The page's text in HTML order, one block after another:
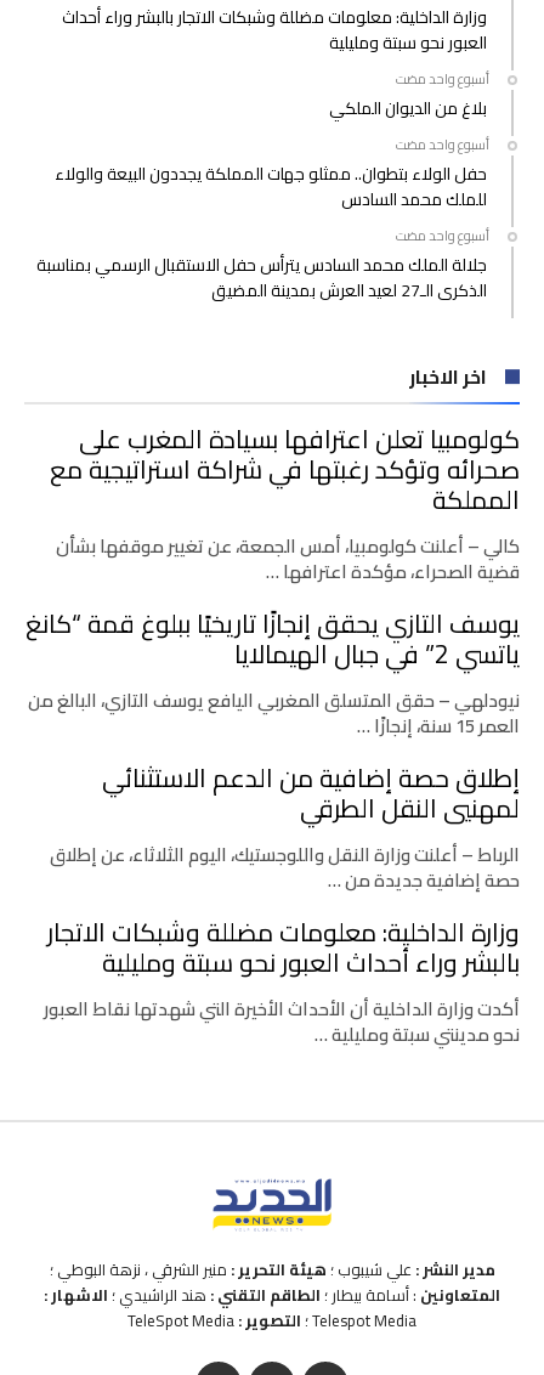
وزارة الداخلية: معلومات مضللة وشبكات الاتجار بالبشر وراء أحداث
العبور نحو سبتة ومليلية
‫‫‫‏‫أسبوع واحد مضت‬
بلاغ من الديوان الملكي
‫‫‫‏‫أسبوع واحد مضت‬
حفل الولاء بتطوان.. ممثلو جهات المملكة يجددون البيعة والولاء
للملك محمد السادس
‫‫‫‏‫أسبوع واحد مضت‬
جلالة الملك محمد السادس يترأس حفل الاستقبال الرسمي بمناسبة
الذكرى الـ27 لعيد العرش بمدينة المضيق
اخر الاخبار
كولومبيا تعلن اعترافها بسيادة المغرب على
صحرائه وتؤكد رغبتها في شراكة استراتيجية مع
المملكة
كالي – أعلنت كولومبيا، أمس الجمعة، عن تغيير موقفها بشأن
قضية الصحراء، مؤكدة اعترافها …
يوسف التازي يحقق إنجازًا تاريخيًا ببلوغ قمة “كانغ
ياتسي 2” في جبال الهيمالايا
نيودلهي – حقق المتسلق المغربي اليافع يوسف التازي، البالغ من
العمر 15 سنة، إنجازًا …
إطلاق حصة إضافية من الدعم الاستثنائي
لمهنيي النقل الطرقي
الرباط – أعلنت وزارة النقل واللوجستيك، اليوم الثلاثاء، عن إطلاق
حصة إضافية جديدة من …
وزارة الداخلية: معلومات مضللة وشبكات الاتجار
بالبشر وراء أحداث العبور نحو سبتة ومليلية
أكدت وزارة الداخلية أن الأحداث الأخيرة التي شهدتها نقاط العبور
نحو مدينتي سبتة ومليلية …
مدير النشر : علي شيبوب ؛ هيئة التحرير : منير الشرقي ، نزهة البوطي ؛
المتعاونين : أسامة بيطار ؛ الطاقم التقني : هند الراشيدي ؛ الاشهار :
Telespot Media ؛ التصوير :TeleSpot Media